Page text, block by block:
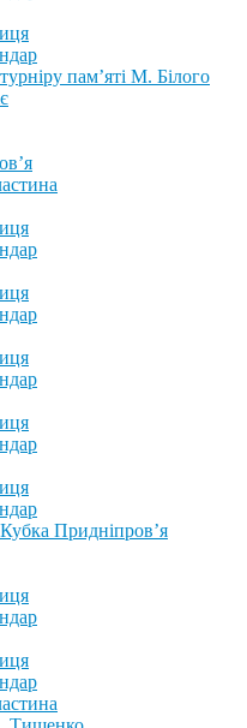
пам’яті М. Білого
Придніпров’я